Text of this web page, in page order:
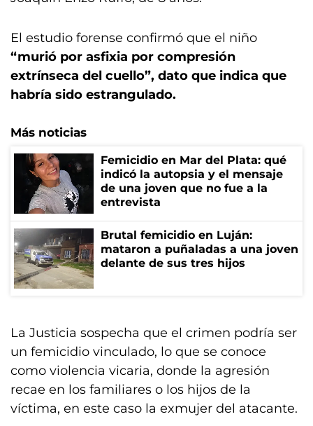
El estudio forense confirmó que el niño
“murió por asfixia por compresión
extrínseca del cuello”, dato que indica que
habría sido estrangulado.
Más noticias
Femicidio en Mar del Plata: qué
indicó la autopsia y el mensaje
de una joven que no fue a la
entrevista
Brutal femicidio en Luján:
mataron a puñaladas a una joven
delante de sus tres hijos
La Justicia sospecha que el crimen podría ser
un femicidio vinculado, lo que se conoce
como violencia vicaria, donde la agresión
recae en los familiares o los hijos de la
víctima, en este caso la exmujer del atacante.